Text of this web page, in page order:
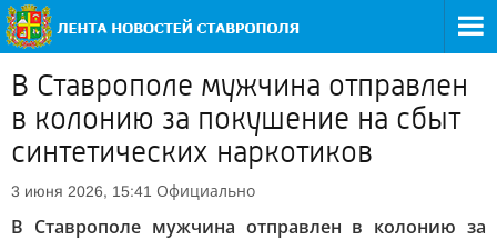
В Ставрополе мужчина отправлен
в колонию за покушение на сбыт
синтетических наркотиков
3 июня 2026, 15:41 Официально
В Ставрополе мужчина отправлен в колонию за